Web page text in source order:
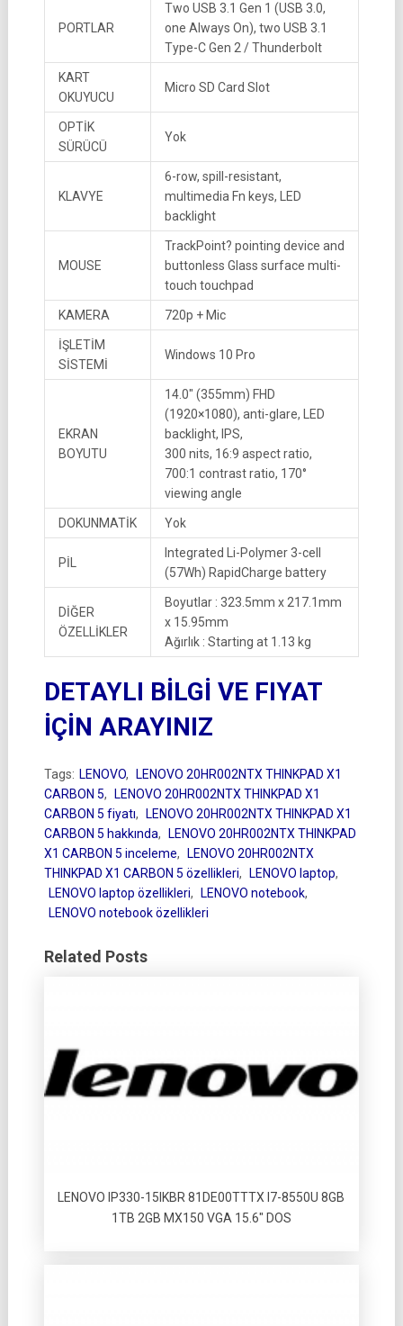
PORTLAR
Two USB 3.1 Gen 1 (USB 3.0,
one Always On), two USB 3.1
Type-C Gen 2 / Thunderbolt
KART
OKUYUCU
Micro SD Card Slot
OPTİK
SÜRÜCÜ
Yok
KLAVYE
6-row, spill-resistant,
multimedia Fn keys, LED
backlight
MOUSE
TrackPoint? pointing device and
buttonless Glass surface multi-
touch touchpad
KAMERA 720p + Mic
İŞLETİM
SİSTEMİ
Windows 10 Pro
EKRAN
BOYUTU
14.0″ (355mm) FHD
(1920×1080), anti-glare, LED
backlight, IPS,
300 nits, 16:9 aspect ratio,
700:1 contrast ratio, 170°
viewing angle
DOKUNMATİK Yok
PİL
Integrated Li-Polymer 3-cell
(57Wh) RapidCharge battery
DİĞER
ÖZELLİKLER
Boyutlar : 323.5mm x 217.1mm
x 15.95mm
Ağırlık : Starting at 1.13 kg
DETAYLI BİLGİ VE FIYAT
İÇİN ARAYINIZ
Tags: LENOVO,
LENOVO 20HR002NTX THINKPAD X1
CARBON 5,
LENOVO 20HR002NTX THINKPAD X1
CARBON 5 fiyatı,
LENOVO 20HR002NTX THINKPAD X1
CARBON 5 hakkında,
LENOVO 20HR002NTX THINKPAD
X1 CARBON 5 inceleme,
LENOVO 20HR002NTX
THINKPAD X1 CARBON 5 özellikleri, LENOVO laptop,
LENOVO laptop özellikleri, LENOVO notebook,
LENOVO notebook özellikleri
Related Posts
LENOVO IP330-15IKBR 81DE00TTTX I7-8550U 8GB
1TB 2GB MX150 VGA 15.6″ DOS